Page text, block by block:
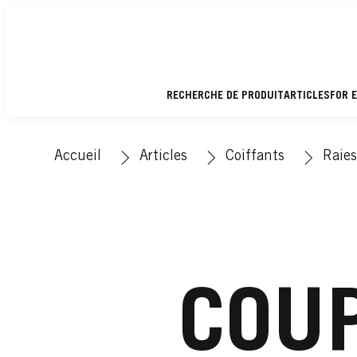
RECHERCHE DE PRODUIT ARTICLESFOR
Accueil Articles Coiffants Raies